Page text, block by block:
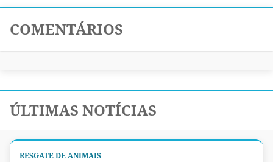
COMENTÁRIOS
ÚLTIMAS NOTÍCIAS
RESGATE DE ANIMAIS